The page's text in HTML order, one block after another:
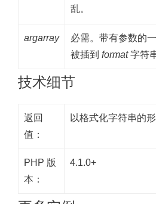
乱。
argarray
必需。带有参数的
被插到 format字符
技术细节
返回
值：
以格式化字符串的
PHP 版
本：
4.1.0+